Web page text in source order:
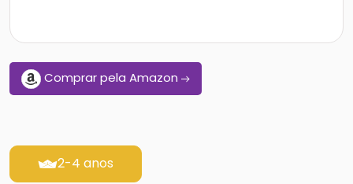
Comprar pela Amazon
2-4 anos